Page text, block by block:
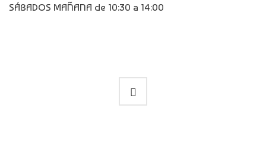
SÁBADOS MAÑANA de 10:30 a 14:00